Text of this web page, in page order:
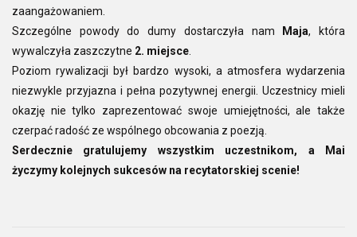
zaangażowaniem.
Szczególne powody do dumy dostarczyła nam
Maja, która
wywalczyła zaszczytne 2. miejsce
Poziom rywalizacji był bardzo wysoki, a atmosfera wydarzenia
niezwykle przyjazna i pełna pozytywnej energii. Uczestnicy mieli
okazję nie tylko zaprezentować swoje umiejętności, ale także
czerpać radość ze wspólnego obcowania z poezją.
Serdecznie gratulujemy wszystkim uczestnikom, a Mai
życzymy kolejnych sukcesów na recytatorskiej scenie!